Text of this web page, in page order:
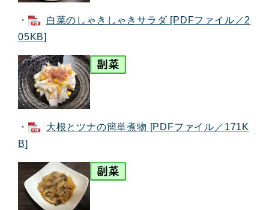
・
白菜のしゃきしゃきサラダ [PDFファイル／2
05KB]
・
大根とツナの簡単煮物 [PDFファイル／171K
B]